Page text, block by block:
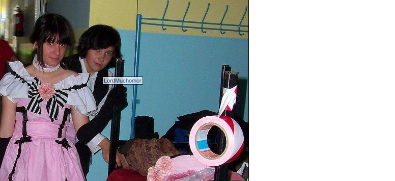
LordMuchomor